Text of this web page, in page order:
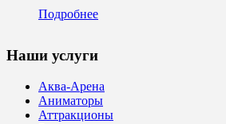
Подробнее
Наши услуги
Аква-Арена
Аниматоры
Аттракционы